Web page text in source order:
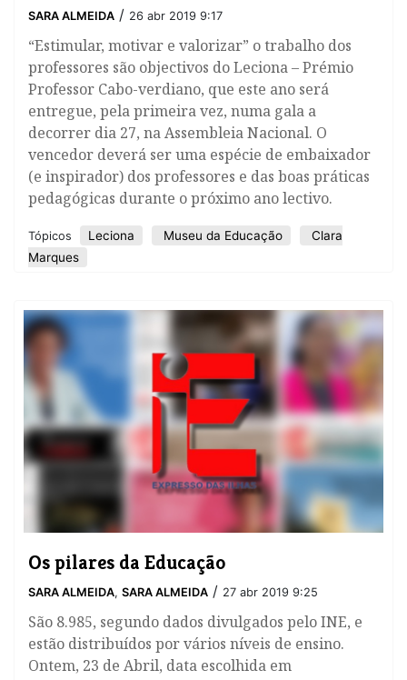
SARA ALMEIDA / 26 abr 2019 9:17
“Estimular, motivar e valorizar” o trabalho dos
professores são objectivos do Leciona – Prémio
Professor Cabo-verdiano, que este ano será
entregue, pela primeira vez, numa gala a
decorrer dia 27, na Assembleia Nacional. O
vencedor deverá ser uma espécie de embaixador
(e inspirador) dos professores e das boas práticas
pedagógicas durante o próximo ano lectivo.
Tópicos Leciona Museu da Educação
Clara
Marques
Os pilares da Educação
SARA ALMEIDA, SARA ALMEIDA / 27 abr 2019 9:25
​São 8.985, segundo dados divulgados pelo INE, e
estão distribuídos por vários níveis de ensino.
Ontem, 23 de Abril, data escolhida em